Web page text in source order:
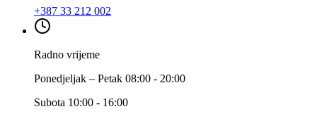
+387 33 212 002
Radno vrijeme
Ponedjeljak – Petak 08:00 - 20:00
Subota 10:00 - 16:00